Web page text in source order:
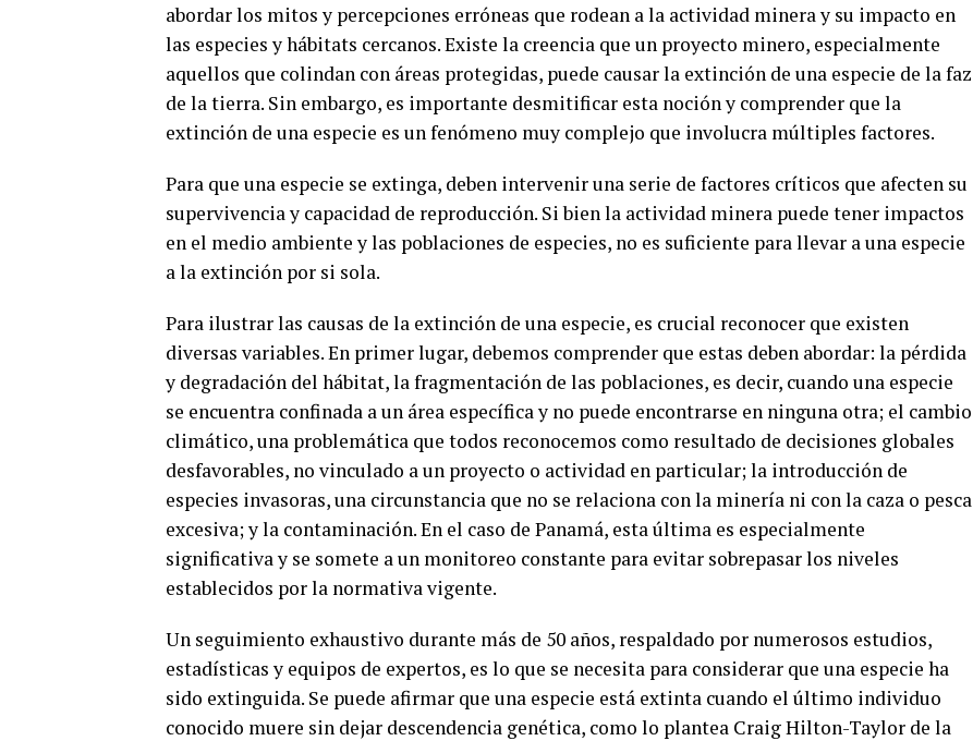
abordar los mitos y percepciones erróneas que rodean a la actividad minera y su impacto en
las especies y hábitats cercanos. Existe la creencia que un proyecto minero, especialmente
aquellos que colindan con áreas protegidas, puede causar la extinción de una especie de la faz
de la tierra. Sin embargo, es importante desmitificar esta noción y comprender que la
extinción de una especie es un fenómeno muy complejo que involucra múltiples factores.
Para que una especie se extinga, deben intervenir una serie de factores críticos que afecten su
supervivencia y capacidad de reproducción. Si bien la actividad minera puede tener impactos
en el medio ambiente y las poblaciones de especies, no es suficiente para llevar a una especie
a la extinción por si sola.
Para ilustrar las causas de la extinción de una especie, es crucial reconocer que existen
diversas variables. En primer lugar, debemos comprender que estas deben abordar: la pérdida
y degradación del hábitat, la fragmentación de las poblaciones, es decir, cuando una especie
se encuentra confinada a un área específica y no puede encontrarse en ninguna otra; el cambio
climático, una problemática que todos reconocemos como resultado de decisiones globales
desfavorables, no vinculado a un proyecto o actividad en particular; la introducción de
especies invasoras, una circunstancia que no se relaciona con la minería ni con la caza o pesca
excesiva; y la contaminación. En el caso de Panamá, esta última es especialmente
significativa y se somete a un monitoreo constante para evitar sobrepasar los niveles
establecidos por la normativa vigente.
Un seguimiento exhaustivo durante más de 50 años, respaldado por numerosos estudios,
estadísticas y equipos de expertos, es lo que se necesita para considerar que una especie ha
sido extinguida. Se puede afirmar que una especie está extinta cuando el último individuo
conocido muere sin dejar descendencia genética, como lo plantea Craig Hilton-Taylor de la